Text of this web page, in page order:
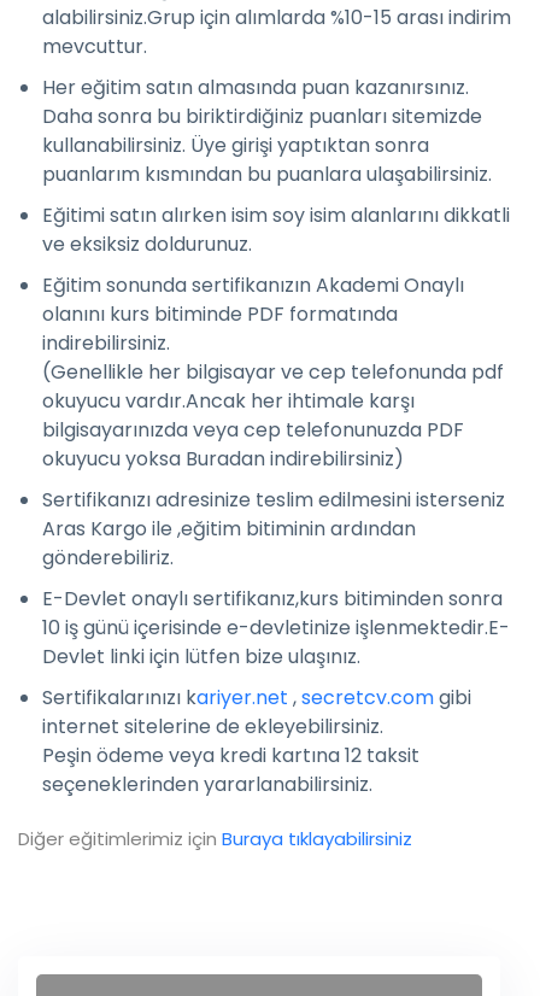
alabilirsiniz.Grup için alımlarda %10-15 arası indirim
mevcuttur.
Her eğitim satın almasında puan kazanırsınız.
Daha sonra bu biriktirdiğiniz puanları sitemizde
kullanabilirsiniz. Üye girişi yaptıktan sonra
puanlarım kısmından bu puanlara ulaşabilirsiniz.
Eğitimi satın alırken isim soy isim alanlarını dikkatli
ve eksiksiz doldurunuz.
Eğitim sonunda sertifikanızın Akademi Onaylı
olanını kurs bitiminde PDF formatında
indirebilirsiniz.
(Genellikle her bilgisayar ve cep telefonunda pdf
okuyucu vardır.Ancak her ihtimale karşı
bilgisayarınızda veya cep telefonunuzda PDF
okuyucu yoksa Buradan indirebilirsiniz)
Sertifikanızı adresinize teslim edilmesini isterseniz
Aras Kargo ile ,eğitim bitiminin ardından
gönderebiliriz.
E-Devlet onaylı sertifikanız,kurs bitiminden sonra
10 iş günü içerisinde e-devletinize işlenmektedir.E-
Devlet linki için lütfen bize ulaşınız.
Sertifikalarınızı kariyer.net ,secretcv.comgibi
internet sitelerine de ekleyebilirsiniz.
Peşin ödeme veya kredi kartına 12 taksit
seçeneklerinden yararlanabilirsiniz.
Diğer eğitimlerimiz için Buraya tıklayabilirsiniz